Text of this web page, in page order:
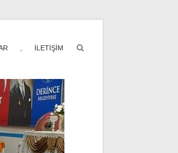
İLETİŞİM